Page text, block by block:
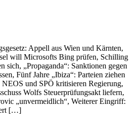
Appell aus Wien und Kärnten,
will Microsofts Bing prüfen, Schilling
sich, „Propaganda“: Sanktionen gegen
Fünf Jahre „Ibiza“: Parteien ziehen
und SPÖ kritisieren Regierung,
Wolfs Steuerprüfungsakt liefern,
„unvermeidlich“, Weiterer Eingriff:
[…]